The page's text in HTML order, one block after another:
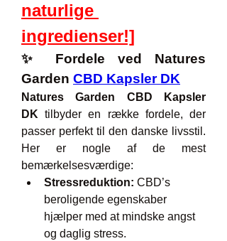
naturlige
ingredienser!]
✨ Fordele ved Natures
Garden CBD Kapsler DK
Natures Garden CBD Kapsler
DK tilbyder en række fordele, der
passer perfekt til den danske livsstil.
Her er nogle af de mest
bemærkelsesværdige:
Stressreduktion: CBD’s
beroligende egenskaber
hjælper med at mindske angst
og daglig stress.